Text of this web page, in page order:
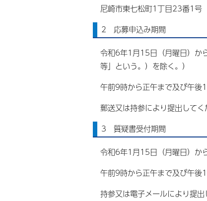
尼崎市東七松町1丁目23番1
2 応募申込み期間
令和6年1月15日（月曜日）か
等」という。）を除く。）
午前9時から正午まで及び午後
郵送又は持参により提出して
3 質疑書受付期間
令和6年1月15日（月曜日）か
午前9時から正午まで及び午後
持参又は電子メールにより提